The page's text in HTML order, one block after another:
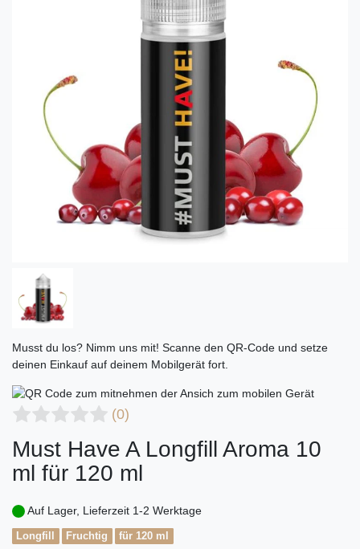
Musst du los? Nimm uns mit! Scanne den QR-Code und setze
deinen Einkauf auf deinem Mobilgerät fort.
(0)
Must Have A Longfill Aroma 10
ml für 120 ml
Auf Lager, Lieferzeit 1-2 Werktage
Longfill Fruchtig für 120 ml